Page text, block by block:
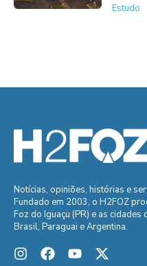
Estudo
Notícias, opiniões, histórias e
Fundado em 2003, o H2FOZ
Foz do Iguaçu (PR) e as
Brasil, Paraguai e Argentina.